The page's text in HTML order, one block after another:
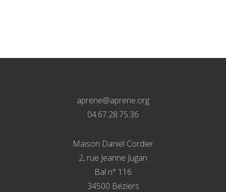
aprene@aprene.org
04.67.28.75.36
Maison Daniel Cordier
2, rue Jeanne Jugan
Bal n° 116
34500 Béziers